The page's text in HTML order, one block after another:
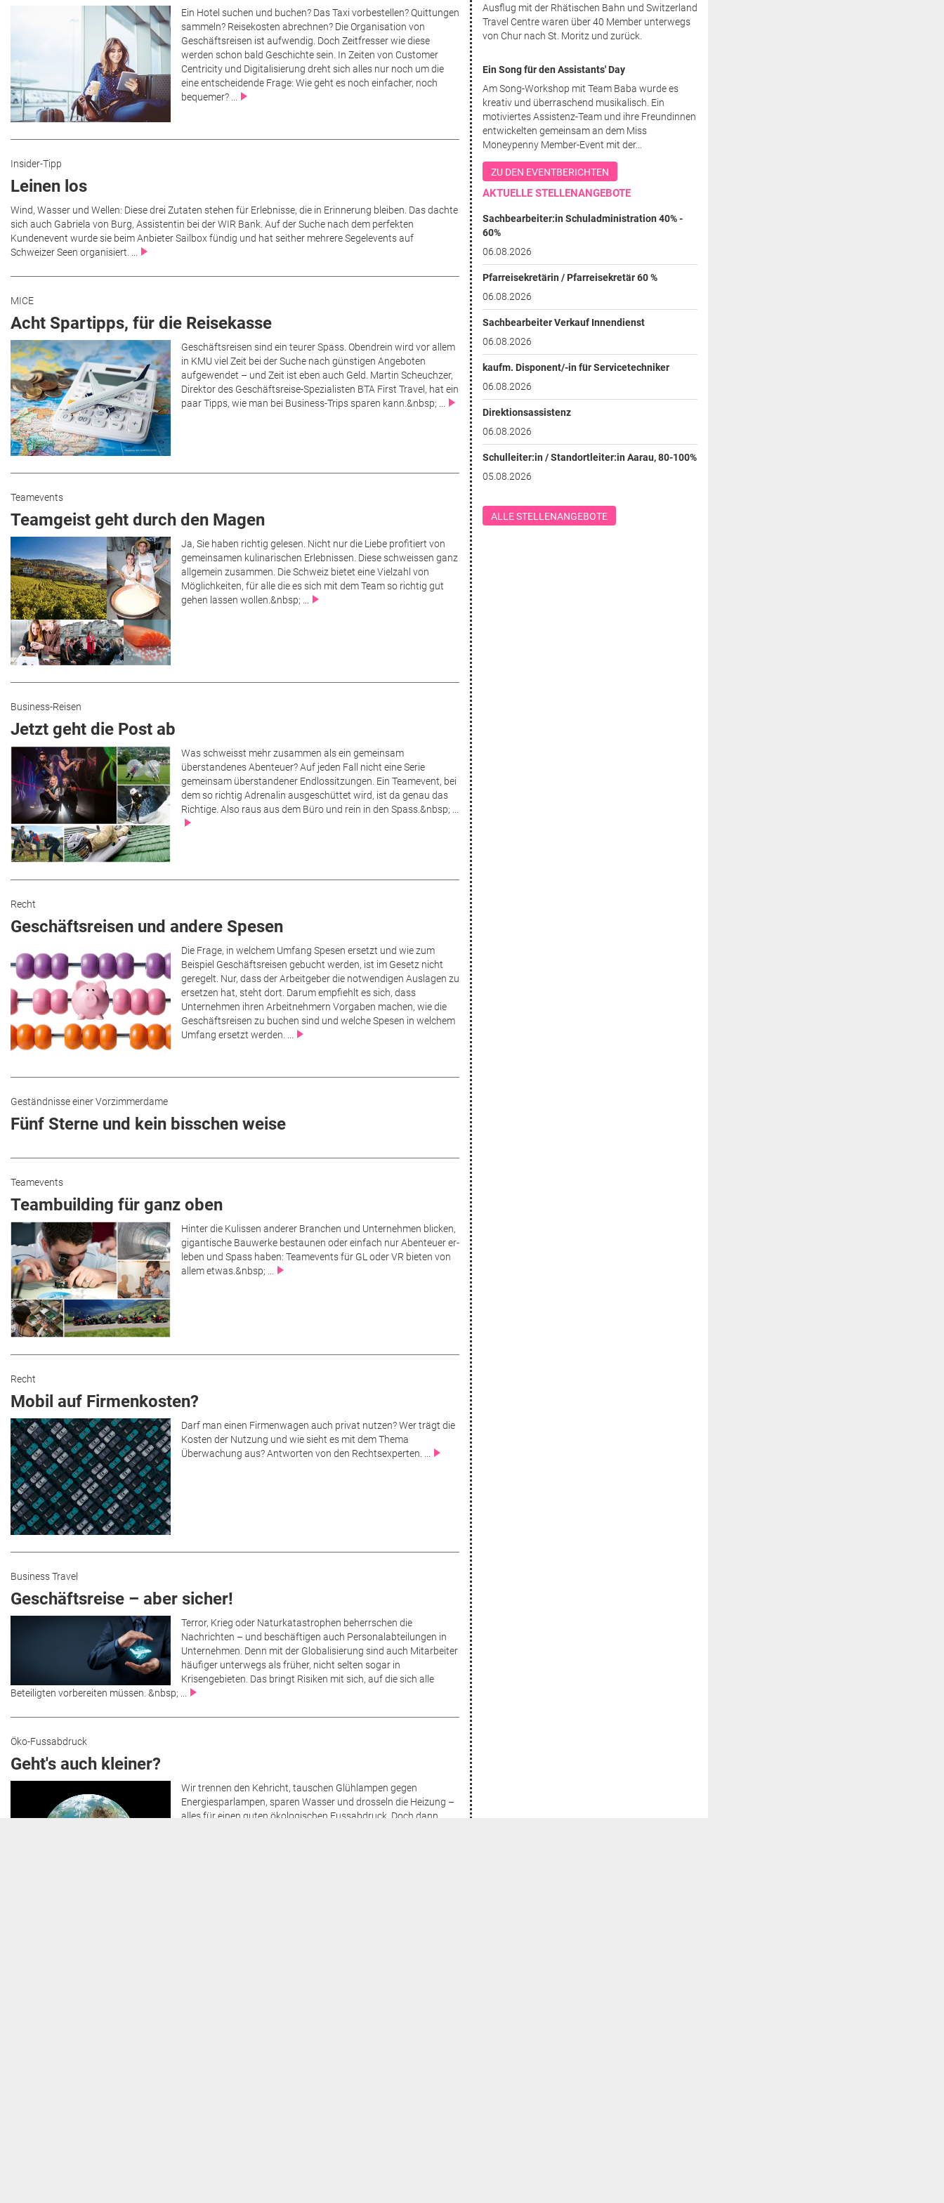
Ein Hotel suchen und buchen? Das Taxi vorbestellen? Quittungen
sammeln? Reisekosten abrechnen? Die Organisation von
Geschäftsreisen ist aufwendig. Doch Zeitfresser wie diese
werden schon bald Geschichte sein. In Zeiten von Customer
Centricity und Digitalisierung dreht sich alles nur noch um die
eine entscheidende Frage: Wie geht es noch einfacher, noch
bequemer? ...
Insider-Tipp
Leinen los
Wind, Wasser und Wellen: Diese drei Zutaten stehen für Erlebnisse, die in Erinnerung bleiben. Das dachte
sich auch Gabriela von Burg, Assistentin bei der WIR Bank. Auf der Suche nach dem perfekten
Kundenevent wurde sie beim Anbieter Sailbox fündig und hat seither mehrere Segelevents auf
Schweizer Seen organisiert. ...
MICE
Acht Spartipps, für die Reisekasse
Geschäftsreisen sind ein teurer Spass. Obendrein wird vor allem
in KMU viel Zeit bei der Suche nach günstigen Angeboten
aufgewendet – und Zeit ist eben auch Geld. Martin Scheuchzer,
Direktor des Geschäftsreise-Spezialisten BTA First Travel, hat ein
paar Tipps, wie man bei Business-Trips sparen kann.&nbsp; ...
Teamevents
Teamgeist geht durch den Magen
Ja, Sie haben richtig gelesen. Nicht nur die Liebe profitiert von
gemeinsamen kulinarischen Erlebnissen. Diese schweis­sen ganz
allgemein zusammen. Die Schweiz bietet eine Vielzahl von
Möglichkeiten, für alle die es sich mit dem Team so richtig gut
gehen lassen wollen.&nbsp; ...
Business-Reisen
Jetzt geht die Post ab
Was schweisst mehr zusammen als ein gemeinsam
überstandenes Abenteuer? Auf jeden Fall nicht eine Serie
gemeinsam überstandener Endlossitzungen. Ein Teamevent, bei
dem so richtig Adrenalin ausgeschüttet wird, ist da genau das
Richtige. Also raus aus dem Büro und rein in den Spass.&nbsp; ...
Recht
Geschäftsreisen und andere Spesen
Die Frage, in welchem Umfang Spesen ersetzt und wie zum
Beispiel Geschäftsreisen gebucht werden, ist im Gesetz nicht
geregelt. Nur, dass der Arbeitgeber die notwendigen Auslagen zu
ersetzen hat, steht dort. Darum empfiehlt es sich, dass
Unternehmen ihren Arbeitnehmern Vorgaben machen, wie die
Geschäftsreisen zu buchen sind und welche Spesen in welchem
Umfang ersetzt werden. ...
Geständnisse einer Vorzimmerdame
Fünf Sterne und kein bisschen weise
Teamevents
Teambuilding für ganz oben
Hinter die Kulissen anderer Branchen und Unternehmen blicken,
gigantische Bauwerke bestaunen oder einfach nur Abenteuer er­
leben und Spass haben: Teamevents für GL oder VR bieten von
allem etwas.&nbsp; ...
Recht
Mobil auf Firmenkosten?
Darf man einen Firmenwagen auch privat nutzen? Wer trägt die
Kosten der Nutzung und wie sieht es mit dem Thema
Überwachung aus? Antworten von den Rechtsexperten. ...
Business Travel
Geschäftsreise – aber sicher!
Terror, Krieg oder Naturkatastrophen beherrschen die
Nachrichten – und beschäftigen auch Personalabteilungen in
Unternehmen. Denn mit der Globalisierung sind auch Mitarbeiter
häufiger unterwegs als früher, nicht selten sogar in
Krisengebieten. Das bringt Risiken mit sich, auf die sich alle
Beteiligten vorbereiten müssen. &nbsp; ...
Öko-Fussabdruck
Geht's auch kleiner?
Wir trennen den Kehricht, tauschen Glühlampen gegen
Energiesparlampen, sparen Wasser und drosseln die Heizung –
alles für einen guten ökologischen Fussabdruck. Doch dann
Ausflug mit der Rhätischen Bahn und Switzerland
Travel Centre waren über 40 Member unterwegs
von Chur nach St. Moritz und zurück.
Ein Song für den Assistants' Day
Am Song-Workshop mit Team Baba wurde es
kreativ und überraschend musikalisch. Ein
motiviertes Assistenz-Team und ihre Freundinnen
entwickelten gemeinsam an dem Miss
Moneypenny Member-Event mit der…
ZU DEN EVENTBERICHTEN
AKTUELLE STELLENANGEBOTE
Sachbearbeiter:in Schuladministration 40% -
60%
06.08.2026
Pfarreisekretärin / Pfarreisekretär 60 %
06.08.2026
Sachbearbeiter Verkauf Innendienst
06.08.2026
kaufm. Disponent/-in für Servicetechniker
06.08.2026
Direktionsassistenz
06.08.2026
Schulleiter:in / Standortleiter:in Aarau, 80-100%
05.08.2026
ALLE STELLENANGEBOTE